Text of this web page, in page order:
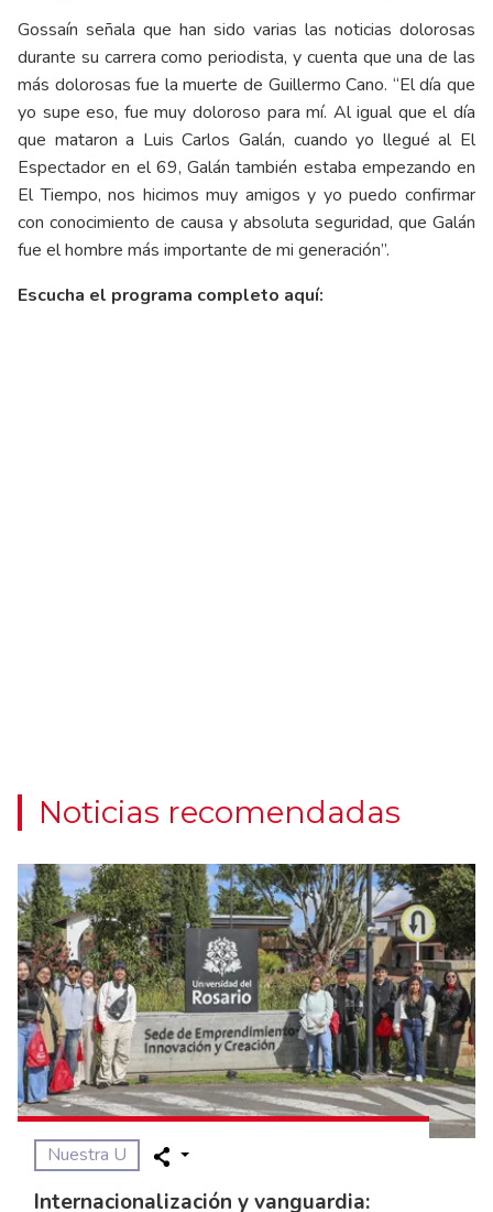
Gossaín señala que han sido varias las noticias dolorosas
durante su carrera como periodista, y cuenta que una de las
más dolorosas fue la muerte de Guillermo Cano. “El día que
yo supe eso, fue muy doloroso para mí. Al igual que el día
que mataron a Luis Carlos Galán, cuando yo llegué al El
Espectador en el 69, Galán también estaba empezando en
El Tiempo, nos hicimos muy amigos y yo puedo confirmar
con conocimiento de causa y absoluta seguridad, que Galán
fue el hombre más importante de mi generación”.
Escucha el programa completo aquí:
Noticias recomendadas
Nuestra U
Internacionalización y vanguardia: